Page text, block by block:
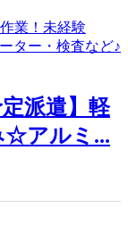
定派遣】軽
☆アルミ...